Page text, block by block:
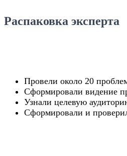
Распаковка эксперта
Провели около 20
Сформировали видение
Узнали целевую
Сформировали и